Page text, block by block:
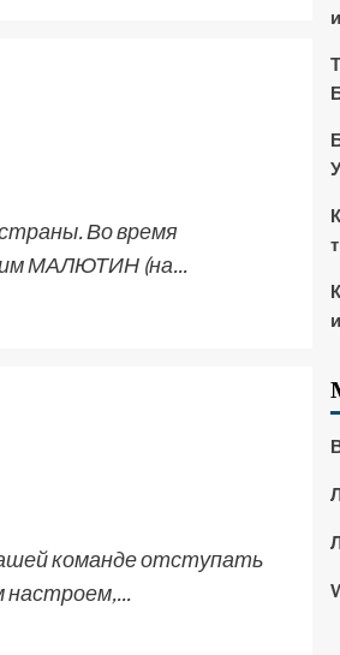
Во время
МАЛЮТИН (на...
команде отступать
настроем,...